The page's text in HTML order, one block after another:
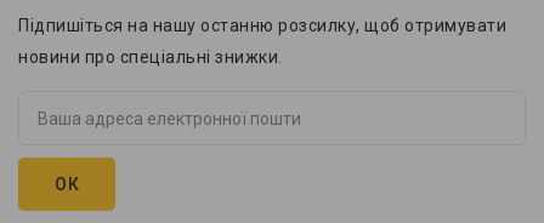
Підпишіться на нашу останню розсилку, щоб отримувати
новини про спеціальні знижки.